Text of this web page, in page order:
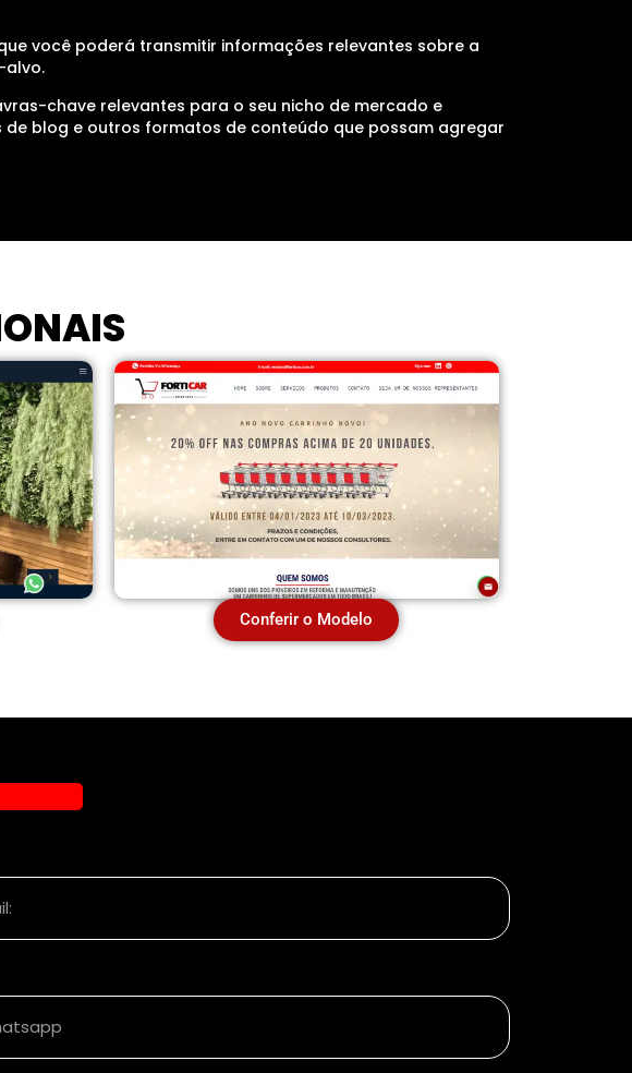
você poderá transmitir informações relevantes sobre a
alvo.
chave relevantes para o seu nicho de mercado e
blog e outros formatos de conteúdo que possam agregar
Conferir o Modelo